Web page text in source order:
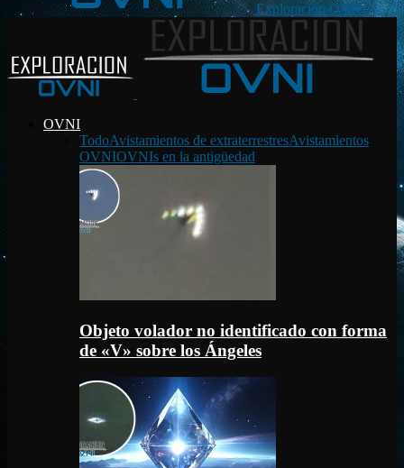
Exploración OVNI
OVNI
TodoAvistamientos de extraterrestresAvistamientos
OVNIOVNIs en la antigüedad
Objeto volador no identificado con forma
de «V» sobre los Ángeles